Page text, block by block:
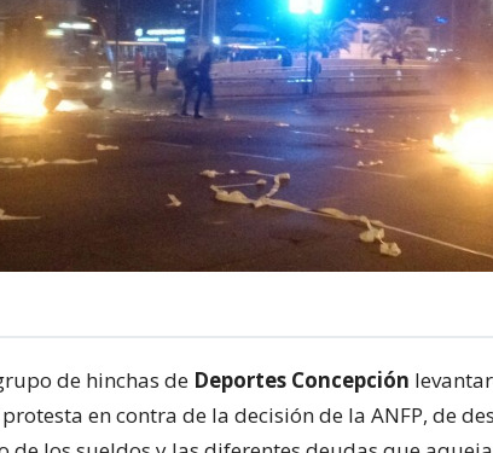
de hinchas de Deportes Concepción
en contra de la decisión de la ANFP, de